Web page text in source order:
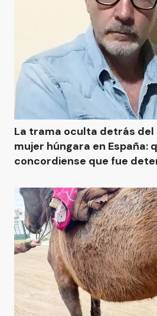
La trama oculta detrás del
mujer húngara en España:
concordiense que fue